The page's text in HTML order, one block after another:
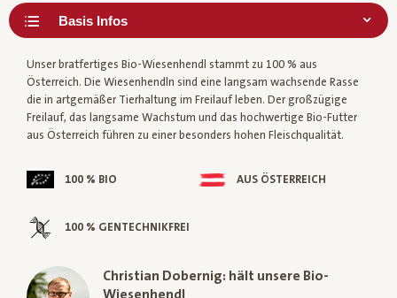
Unser bratfertiges Bio-Wiesenhendl stammt zu 100 % aus
Österreich. Die Wiesenhendln sind eine langsam wachsende Rasse
die in artgemäßer Tierhaltung im Freilauf leben. Der großzügige
Freilauf, das langsame Wachstum und das hochwertige Bio-Futter
aus Österreich führen zu einer besonders hohen Fleischqualität.
100 % BIO AUS ÖSTERREICH
100 % GENTECHNIKFREI
Christian Dobernig: hält unsere Bio-
Wiesenhendl